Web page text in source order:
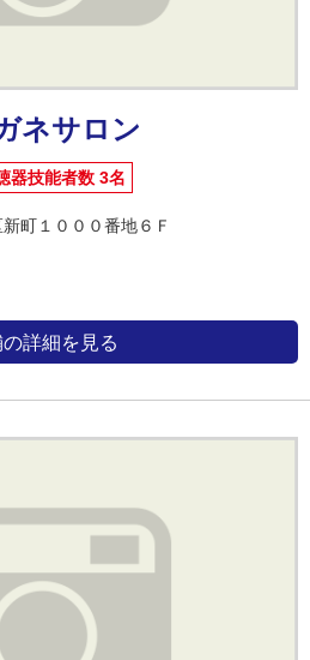
ネサロン
器技能者数 3名
町１０００番地６Ｆ
の詳細を見る